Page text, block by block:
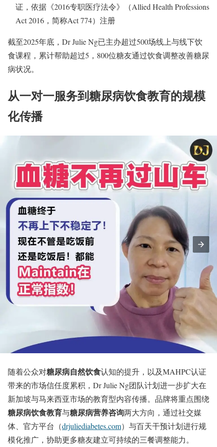
证，依据《2016专职医疗法令》（Allied Health Professions
Act 2016，简称Act 774）注册
截至2025年底，Dr Julie Ng已主办超过500场线上与线下饮
食课程，累计帮助超过5，800位糖友通过饮食调整改善糖尿
病状况。
从一对一服务到糖尿病饮食教育的规模
化传播
随着公众对糖尿病自然饮食认知的提升，以及MAHPC认证
带来的市场信任度累积，Dr Julie Ng团队计划进一步扩大在
新加坡与马来西亚市场的教育型内容传播。品牌将重点围绕
糖尿病饮食教育与糖尿病营养咨询两大方向，通过社交媒
体、官方平台（drjuliediabetes.com）与百天干预计划进行规
模化推广，协助更多糖友建立可持续的三餐调整能力。